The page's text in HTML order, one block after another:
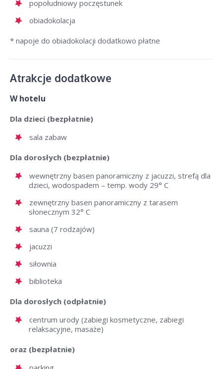
popołudniowy poczęstunek
obiadokolacja
* napoje do obiadokolacji dodatkowo płatne
Atrakcje dodatkowe
W hotelu
Dla dzieci (bezpłatnie)
sala zabaw
Dla dorosłych (bezpłatnie)
wewnętrzny basen panoramiczny z jacuzzi, strefą dla
dzieci, wodospadem – temp. wody 29° C
zewnętrzny basen panoramiczny z tarasem
słonecznym 32° C
sauna (7 rodzajów)
jacuzzi
siłownia
biblioteka
Dla dorosłych (odpłatnie)
centrum urody (zabiegi kosmetyczne, zabiegi
relaksacyjne, masaże)
oraz (bezpłatnie)